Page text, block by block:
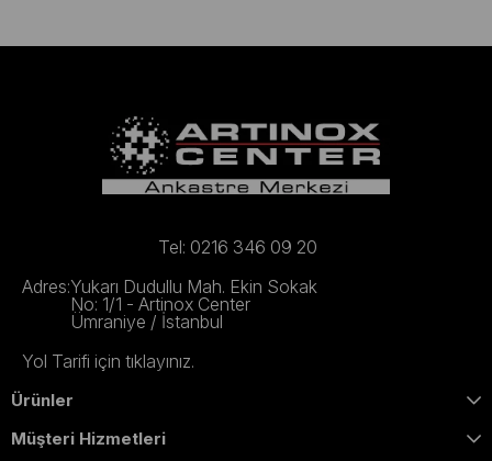
Tel: 0216 346 09 20
Adres:Yukarı Dudullu Mah. Ekin Sokak
No: 1/1 - Artinox Center
Ümraniye / İstanbul
Yol Tarifi için tıklayınız.
Ürünler
Müşteri Hizmetleri